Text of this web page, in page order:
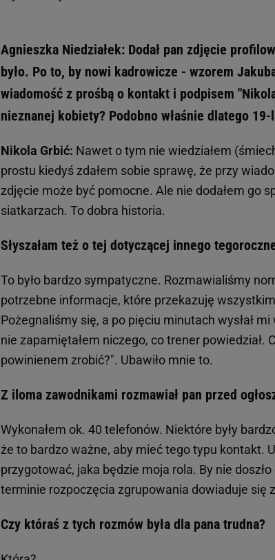
Agnieszka Niedziałek: Dodał pan zdjęcie
było. Po to, by nowi kadrowicze - wzorem
wiadomość z prośbą o kontakt i podpisem
nieznanej kobiety? Podobno właśnie dlatego
Nikola Grbić: Nawet o tym nie wiedziałem
prostu kiedyś zdałem sobie sprawę, że przy
zdjęcie może być pomocne. Ale nie dodałem go
siatkarzach. To dobra historia.
Słyszałam też o tej dotyczącej innego
To było bardzo sympatyczne. Rozmawialiśmy
potrzebne informacje, które przekazuję
Pożegnaliśmy się, a po pięciu minutach wysłał
nie zapamiętałem niczego, co trener powiedział.
powinienem zrobić?". Ubawiło mnie to.
Z iloma zawodnikami rozmawiał pan przed
Wykonałem ok. 40 telefonów. Niektóre były
że to bardzo ważne, aby mieć tego typu kontakt.
przygotować, jaka będzie moja rola. By nie
terminie rozpoczęcia zgrupowania dowiaduje się
Czy któraś z tych rozmów była dla pana trudna?